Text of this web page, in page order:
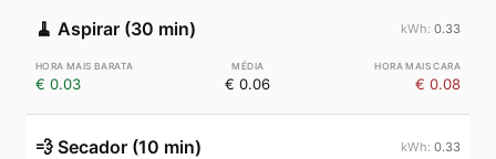
🧹 Aspirar (30 min) 0.33
€ 0.03 € 0.06 € 0.08
💨 Secador (10 min) 0.33